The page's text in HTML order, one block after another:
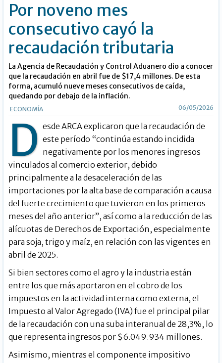
Por noveno mes
consecutivo cayó la
recaudación tributaria
La Agencia de Recaudación y Control Aduanero dio a conocer
que la recaudación en abril fue de $17,4 millones. De esta
forma, acumuló nueve meses consecutivos de caída,
quedando por debajo de la inflación.
ECONOMÍA 06/05/2026
D esde ARCA explicaron que la recaudación de
este período “continúa estando incidida
negativamente por los menores ingresos
vinculados al comercio exterior, debido
principalmente a la desaceleración de las
importaciones por la alta base de comparación a causa
del fuerte crecimiento que tuvieron en los primeros
meses del año anterior”, así como a la reducción de las
alícuotas de Derechos de Exportación, especialmente
para soja, trigo y maíz, en relación con las vigentes en
abril de 2025.
Si bien sectores como el agro y la industria están
entre los que más aportaron en el cobro de los
impuestos en la actividad interna como externa, el
Impuesto al Valor Agregado (IVA) fue el principal pilar
de la recaudación con una suba interanual de 28,3%, lo
que representa ingresos por $6.049.934 millones.
Asimismo, mientras el componente impositivo